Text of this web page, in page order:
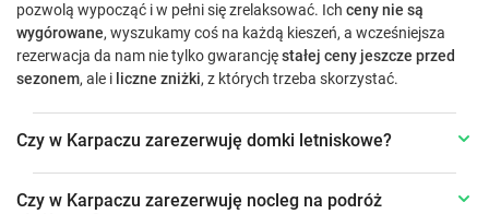
pozwolą wypocząć i w pełni się zrelaksować. Ich ceny nie są
wygórowane, wyszukamy coś na każdą kieszeń, a wcześniejsza
rezerwacja da nam nie tylko gwarancjęstałej ceny jeszcze przed
sezonem, ale i liczne zniżki, z których trzeba skorzystać.
Czy w Karpaczu zarezerwuję domki letniskowe?
Czy w Karpaczu zarezerwuję nocleg na podróż